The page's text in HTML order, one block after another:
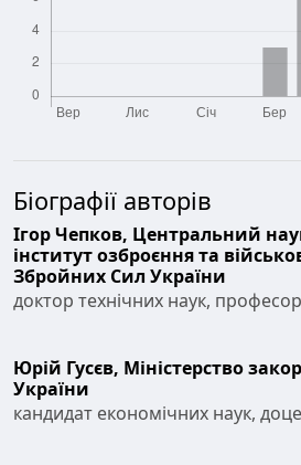
Біографії авторів
Ігор Чепков, Центральний
інститут озброєння та
Збройних Сил України
доктор технічних наук,
Юрій Гусєв, Міністерство
України
кандидат економічних наук,